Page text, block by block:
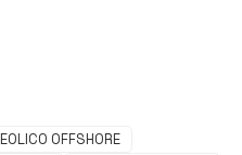
EOLICO OFFSHORE